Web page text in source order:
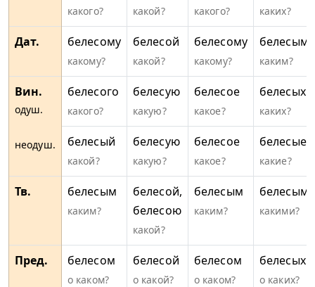
какого? какой? какого? каких?
Дат. белесому
какому?
белесой
какой?
белесому
какому?
белесым
каким?
Вин.
одуш.
неодуш.
белесого
какого?
белесую
какую?
белесое
какое?
белесых
каких?
белесый
какой?
белесую
какую?
белесое
какое?
белесые
какие?
Тв. белесым
каким?
белесой,
белесою
какой?
белесым
каким?
белесыми
какими?
Пред. белесом
о каком?
белесой
о какой?
белесом
о каком?
белесых
о каких?